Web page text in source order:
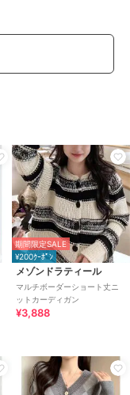
期間限定SALE
¥200ｸｰﾎﾟﾝ
メゾンドラティール
マルチボーダーショート丈ニ
ットカーディガン
¥3,888